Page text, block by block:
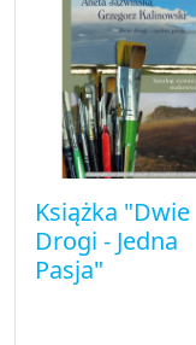
Książka "Dwie
Drogi - Jedna
Pasja"